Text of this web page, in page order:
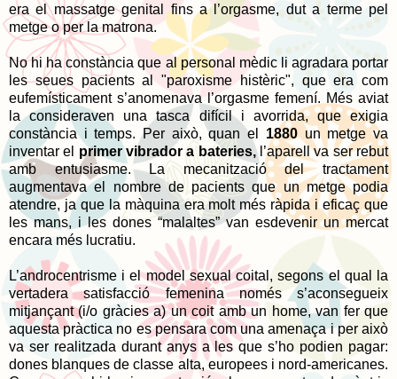
era el massatge genital fins a l’orgasme, dut a terme pel
metge o per la matrona.
No hi ha constància que al personal mèdic li agradara portar
les seues pacients al "paroxisme histèric", que era com
eufemísticament s’anomenava l’orgasme femení. Més aviat
la consideraven una tasca difícil i avorrida, que exigia
constància i temps. Per això, quan el 1880 un metge va
inventar el primer vibrador a bateries, l’aparell va ser rebut
amb entusiasme. La mecanització del tractament
augmentava el nombre de pacients que un metge podia
atendre, ja que la màquina era molt més ràpida i eficaç que
les mans, i les dones “malaltes” van esdevenir un mercat
encara més lucratiu.
L’androcentrisme i el model sexual coital, segons el qual la
vertadera satisfacció femenina només s’aconsegueix
mitjançant (i/o gràcies a) un coit amb un home, van fer que
aquesta pràctica no es pensara com una amenaça i per això
va ser realitzada durant anys a les que s’ho podien pagar:
dones blanques de classe alta, europees i nord-americanes.